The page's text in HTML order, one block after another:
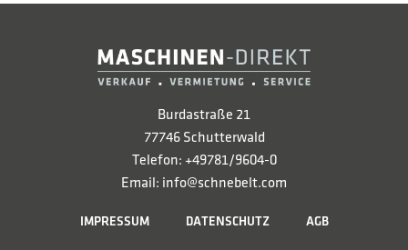
Burdastraße 21
77746 Schutterwald
Telefon: +49781/9604-0
Email: info@schnebelt.com
IMPRESSUM DATENSCHUTZ AGB